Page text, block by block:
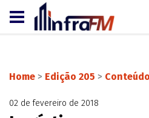
Home > Edição 205 > Conteúdo
02 de fevereiro de 2018